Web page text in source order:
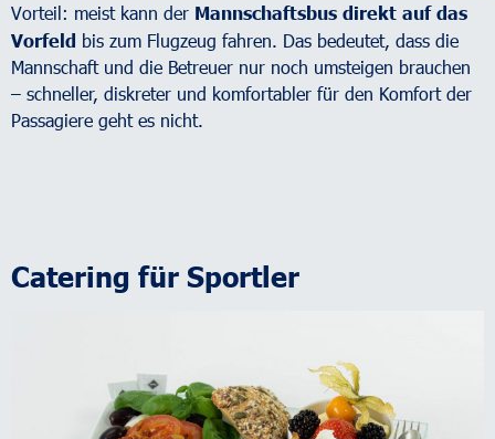
Vorteil: meist kann der Mannschaftsbus direkt auf das
Vorfeld bis zum Flugzeug fahren. Das bedeutet, dass die
Mannschaft und die Betreuer nur noch umsteigen brauchen
– schneller, diskreter und komfortabler für den Komfort der
Passagiere geht es nicht.
Catering für Sportler